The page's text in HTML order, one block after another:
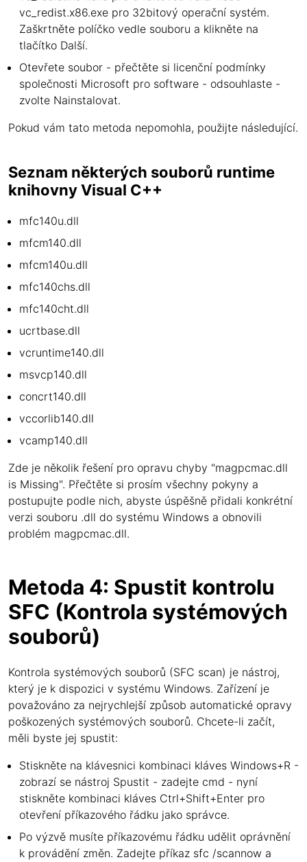
vc_redist.x86.exe pro 32bitový operační systém.
Zaškrtněte políčko vedle souboru a klikněte na
tlačítko Další.
Otevřete soubor - přečtěte si licenční podmínky
společnosti Microsoft pro software - odsouhlaste -
zvolte Nainstalovat.
Pokud vám tato metoda nepomohla, použijte následující.
Seznam některých souborů runtime
knihovny Visual C++
mfc140u.dll
mfcm140.dll
mfcm140u.dll
mfc140chs.dll
mfc140cht.dll
ucrtbase.dll
vcruntime140.dll
msvcp140.dll
concrt140.dll
vccorlib140.dll
vcamp140.dll
Zde je několik řešení pro opravu chyby "magpcmac.dll
is Missing". Přečtěte si prosím všechny pokyny a
postupujte podle nich, abyste úspěšně přidali konkrétní
verzi souboru .dll do systému Windows a obnovili
problém magpcmac.dll.
Metoda 4: Spustit kontrolu
SFC (Kontrola systémových
souborů)
Kontrola systémových souborů (SFC scan) je nástroj,
který je k dispozici v systému Windows. Zařízení je
považováno za nejrychlejší způsob automatické opravy
poškozených systémových souborů. Chcete-li začít,
měli byste jej spustit:
Stiskněte na klávesnici kombinaci kláves Windows+R -
zobrazí se nástroj Spustit - zadejte cmd - nyní
stiskněte kombinaci kláves Ctrl+Shift+Enter pro
otevření příkazového řádku jako správce.
Po výzvě musíte příkazovému řádku udělit oprávnění
k provádění změn. Zadejte příkaz sfc /scannow a